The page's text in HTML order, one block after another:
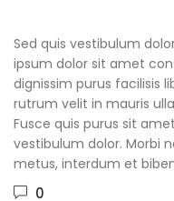
Sed quis vestibulum
ipsum dolor sit amet
dignissim purus facilisis
rutrum velit in mauris
Fusce quis purus sit
vestibulum dolor. Morbi
metus, interdum et
0